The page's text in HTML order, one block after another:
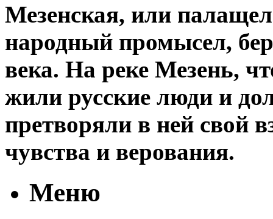
Мезенская, или
народный промысел,
века. На реке Мезень,
жили русские люди и
претворяли в ней свой
чувства и верования.
Меню